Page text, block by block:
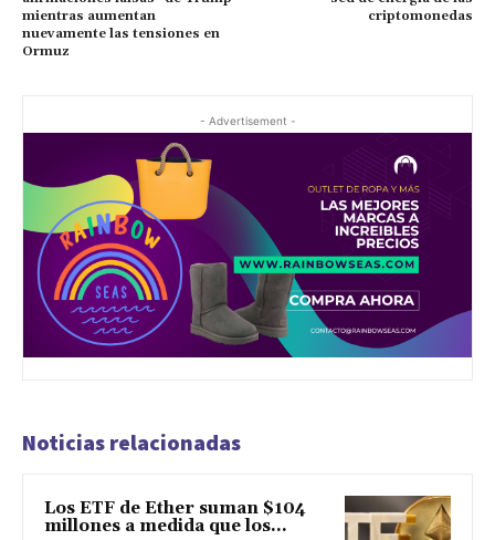
mientras aumentan
nuevamente las tensiones en
Ormuz
criptomonedas
- Advertisement -
Noticias relacionadas
Los ETF de Ether suman $104
millones a medida que los...